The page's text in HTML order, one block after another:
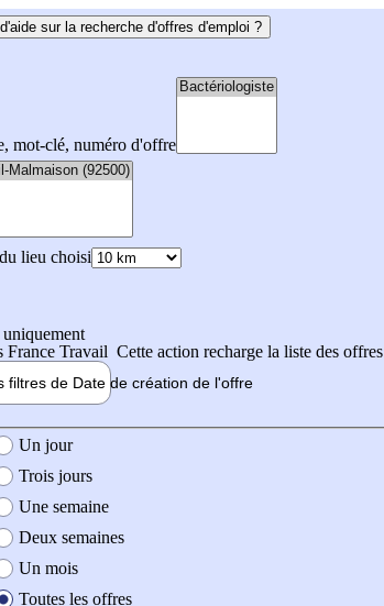
sur la recherche d'offres d'emploi ?
mot-clé, numéro d'offre
lieu choisi
France Travail Cette action recharge la liste des offres
filtres de Date de création de l'offre
création de l'offre
Un jour
Trois jours
Une semaine
Deux semaines
Un mois
Toutes les offres